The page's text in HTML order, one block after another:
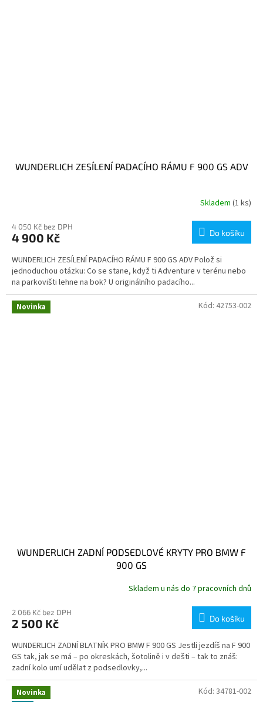
WUNDERLICH ZESÍLENÍ PADACÍHO RÁMU F 900 GS ADV
Skladem (1 ks)
4 050 Kč bez DPH
4 900 Kč Do košíku
WUNDERLICH ZESÍLENÍ PADACÍHO RÁMU F 900 GS ADV Polož si
jednoduchou otázku: Co se stane, když ti Adventure v terénu nebo
na parkovišti lehne na bok? U originálního padacího...
Novinka
WUNDERLICH ZADNÍ PODSEDLOVÉ KRYTY PRO BMW F
900 GS
Skladem u nás do 7 pracovních dnů
2 066 Kč bez DPH
2 500 Kč Do košíku
WUNDERLICH ZADNÍ BLATNÍK PRO BMW F 900 GS Jestli jezdíš na F 900
GS tak, jak se má – po okreskách, šotolině i v dešti – tak to znáš:
zadní kolo umí udělat z podsedlovky,...
Kód: 42753-002
Novinka Kód: 34781-002